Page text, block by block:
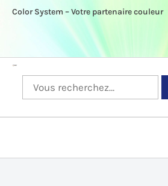
Color System – Votre partenaire couleur